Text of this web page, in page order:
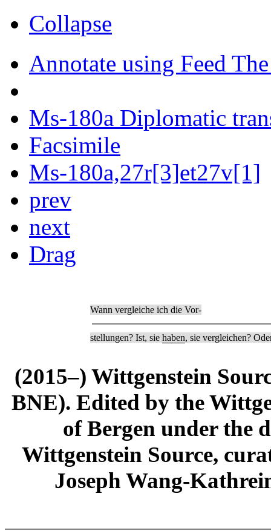
Collapse
Annotate using Feed
Ms-180a Diplomatic
Facsimile
Ms-180a,27r[3]et27v[1]
prev
next
Drag
Wann vergleiche ich die Vor-
stellungen? Ist, sie haben, sie vergleichen?
(2015–) Wittgenstein
BNE). Edited by the
of Bergen under the
Wittgenstein Source,
Joseph Wang-